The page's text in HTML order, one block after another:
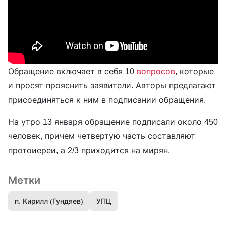
Обращение включает в себя 10 вопросов, которые
и просят прояснить заявители. Авторы предлагают
присоединяться к ним в подписании обращения.
На утро 13 января обращение подписали около 450
человек, причем четвертую часть составляют
протоиереи, а 2/3 приходится на мирян.
Метки
п. Кирилл (Гундяев) УПЦ